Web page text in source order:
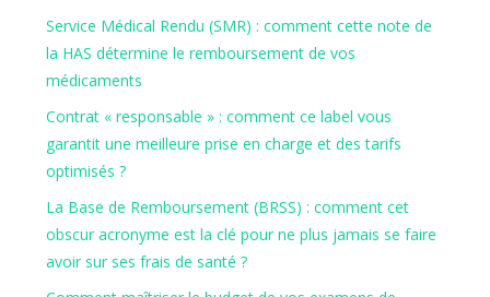
Service Médical Rendu (SMR) : comment cette note de
la HAS détermine le remboursement de vos
médicaments
Contrat « responsable » : comment ce label vous
garantit une meilleure prise en charge et des tarifs
optimisés ?
La Base de Remboursement (BRSS) : comment cet
obscur acronyme est la clé pour ne plus jamais se faire
avoir sur ses frais de santé ?